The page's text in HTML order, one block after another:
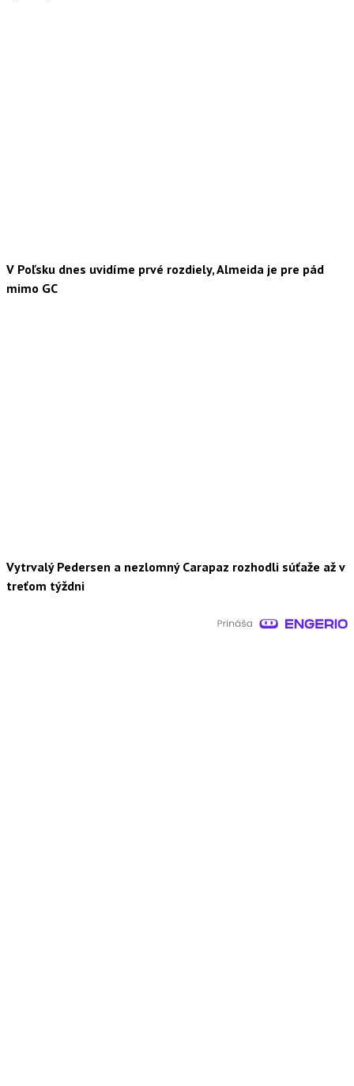
V Poľsku dnes uvidíme prvé rozdiely, Almeida je pre pád
mimo GC
Vytrvalý Pedersen a nezlomný Carapaz rozhodli súťaže až v
treťom týždni